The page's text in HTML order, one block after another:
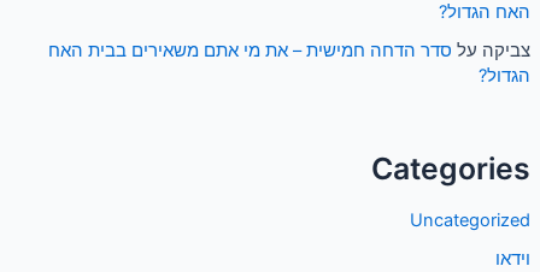
האח הגדול?
צביקהעלסדר הדחה חמישית – את מי אתם משאירים בבית האח
הגדול?
Categories
Uncategorized
וידאו